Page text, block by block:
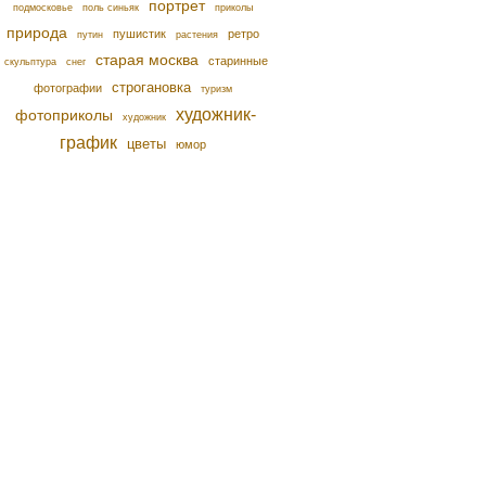
подмосковье поль синьяк портрет приколы
природа путин пушистик растения ретро
скульптура снег старая москва старинные
фотографии строгановка туризм
фотоприколы художник
художник-
график цветы юмор